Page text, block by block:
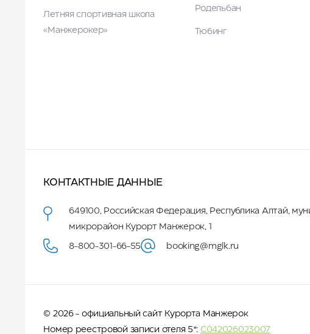
Летняя спортивная школа
«Манжерокер»
Родельбан
Тюбинг
КОНТАКТНЫЕ ДАННЫЕ
649100, Российская Федерация, Республика Алтай,
микрорайон Курорт Манжерок, 1
8-800-301-66-55 booking@mglk.ru
© 2026 - официальный сайт Курорта Манжерок
Номер реестровой записи отеля 5*: С042026023007